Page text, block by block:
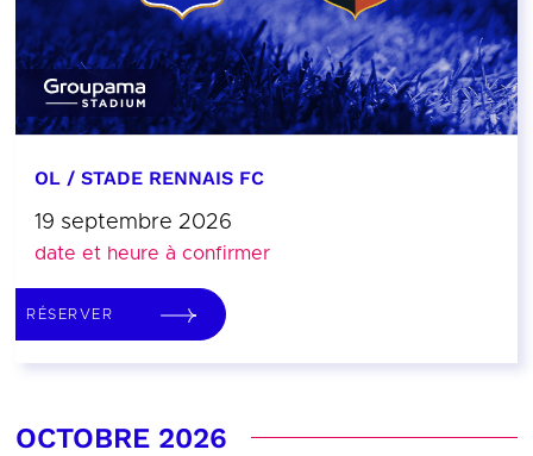
OL / STADE RENNAIS FC
19 septembre 2026
date et heure à confirmer
RÉSERVER
OCTOBRE 2026